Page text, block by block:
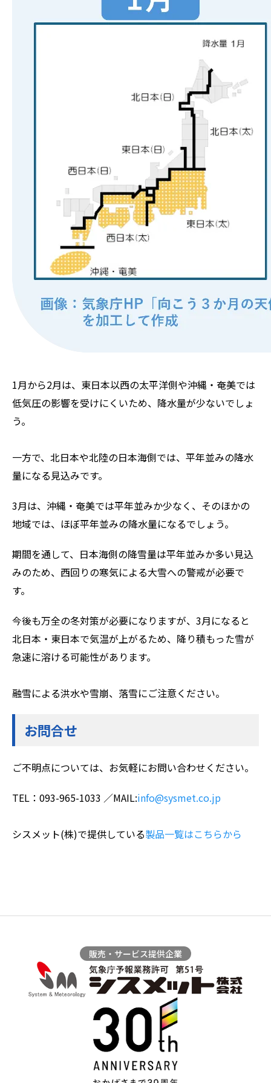
1月から2月は、東日本以西の太平洋側や沖縄・奄美では
低気圧の影響を受けにくいため、降水量が少ないでしょ
う。
一方で、北日本や北陸の日本海側では、平年並みの降水
量になる見込みです。
3月は、沖縄・奄美では平年並みか少なく、そのほかの
地域では、ほぼ平年並みの降水量になるでしょう。
期間を通して、日本海側の降雪量は平年並みか多い見込
みのため、西回りの寒気による大雪への警戒が必要で
す。
今後も万全の冬対策が必要になりますが、3月になると
北日本・東日本で気温が上がるため、降り積もった雪が
急速に溶ける可能性があります。
融雪による洪水や雪崩、落雪にご注意ください。
お問合せ
ご不明点については、お気軽にお問い合わせください。
TEL：093-965-1033 ／MAIL:info@sysmet.co.jp
シスメット(株)で提供している製品一覧はこちらから
販売・サービス提供企業